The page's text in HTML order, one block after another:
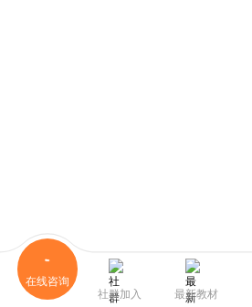
在线咨询
社群加入
最新教材